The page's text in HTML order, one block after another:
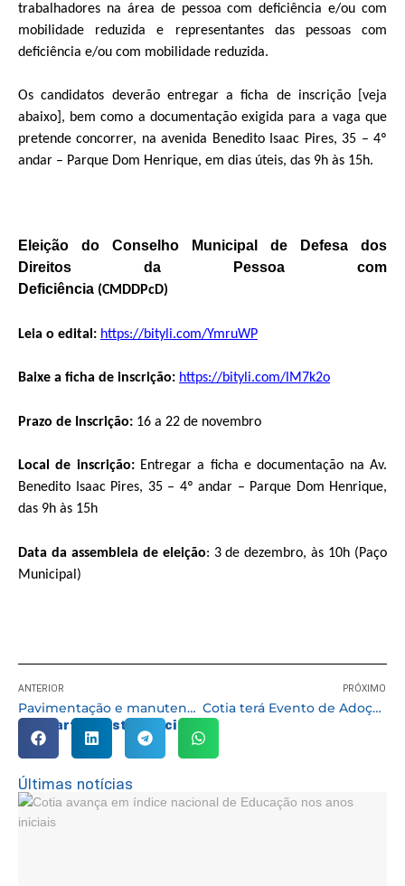
trabalhadores na área de pessoa com deficiência e/ou com
mobilidade reduzida e representantes das pessoas com
deficiência e/ou com mobilidade reduzida.
Os candidatos deverão entregar a ficha de inscrição [veja
abaixo], bem como a documentação exigida para a vaga que
pretende concorrer, na avenida Benedito Isaac Pires, 35 – 4º
andar – Parque Dom Henrique, em dias úteis, das 9h às 15h.
Eleição do Conselho Municipal de Defesa dos
Direitos da Pessoa com
Deficiência (CMDDPcD)
Leia o edital: https://bityli.com/YmruWP
Baixe a ficha de inscrição: https://bityli.com/lM7k2o
Prazo de Inscrição: 16 a 22 de novembro
Local de inscrição:Entregar a ficha e documentação na Av.
Benedito Isaac Pires, 35 – 4º andar – Parque Dom Henrique,
das 9h às 15h
Data da assembleia de eleição: 3 de dezembro, às 10h (Paço
Municipal)
ANTERIOR
Pavimentação e manutenção viária são executadas em diversos pontos
PRÓXIMO
Cotia terá Evento de Adoção de Animais no próximo sábado (13/11)
Compartilhe esta notícia:
Últimas notícias